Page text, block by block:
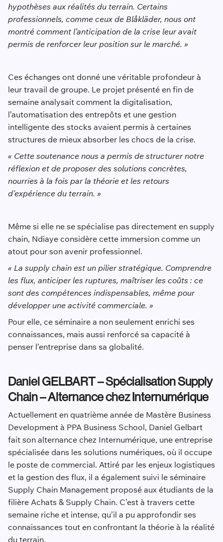
hypothèses aux réalités du terrain. Certains
professionnels, comme ceux de Blåkläder, nous ont
montré comment l’anticipation de la crise leur avait
permis de renforcer leur position sur le marché. »
Ces échanges ont donné une véritable profondeur à
leur travail de groupe. Le projet présenté en fin de
semaine analysait comment la digitalisation,
l’automatisation des entrepôts et une gestion
intelligente des stocks avaient permis à certaines
structures de mieux absorber les chocs de la crise.
« Cette soutenance nous a permis de structurer notre
réflexion et de proposer des solutions concrètes,
nourries à la fois par la théorie et les retours
d’expérience du terrain. »
Même si elle ne se spécialise pas directement en supply
chain, Ndiaye considère cette immersion comme un
atout pour son avenir professionnel.
« La supply chain est un pilier stratégique. Comprendre
les flux, anticiper les ruptures, maîtriser les coûts : ce
sont des compétences indispensables, même pour
développer une activité commerciale. »
Pour elle, ce séminaire a non seulement enrichi ses
connaissances, mais aussi renforcé sa capacité à
penser l’entreprise dans sa globalité.
Daniel GELBART – Spécialisation Supply
Chain – Alternance chez Internumérique
Actuellement en quatrième année de Mastère Business
Development à PPA Business School, Daniel Gelbart
fait son alternance chez Internumérique, une entreprise
spécialisée dans les solutions numériques, où il occupe
le poste de commercial. Attiré par les enjeux logistiques
et la gestion des flux, il a également suivi le séminaire
Supply Chain Management proposé aux étudiants de la
filière Achats & Supply Chain. C’est à travers cette
semaine riche et intense, qu’il a pu approfondir ses
connaissances tout en confrontant la théorie à la réalité
du terrain.